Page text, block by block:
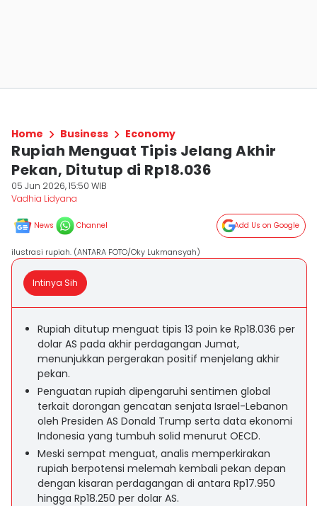
Home Business Economy
Rupiah Menguat Tipis Jelang Akhir
Pekan, Ditutup di Rp18.036
05 Jun 2026, 15:50 WIB
Vadhia Lidyana
News Channel Add Us on Google
ilustrasi rupiah. (ANTARA FOTO/Oky Lukmansyah)
Intinya Sih
Rupiah ditutup menguat tipis 13 poin ke Rp18.036 per
dolar AS pada akhir perdagangan Jumat,
menunjukkan pergerakan positif menjelang akhir
pekan.
Penguatan rupiah dipengaruhi sentimen global
terkait dorongan gencatan senjata Israel-Lebanon
oleh Presiden AS Donald Trump serta data ekonomi
Indonesia yang tumbuh solid menurut OECD.
Meski sempat menguat, analis memperkirakan
rupiah berpotensi melemah kembali pekan depan
dengan kisaran perdagangan di antara Rp17.950
hingga Rp18.250 per dolar AS.